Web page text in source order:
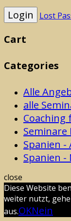
Lost
Cart
Categories
Alle
alle
Coaching
Seminare
Spanien -
Spanien -
close
Diese Website
weiter nutzt,
aus.OKNein